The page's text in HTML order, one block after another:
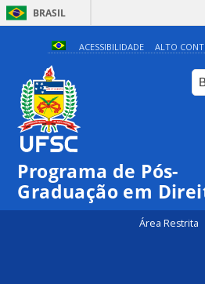
BRASIL
ACESSIBILIDADE ALTO
Programa de Pós-
Graduação em
Área Restrita